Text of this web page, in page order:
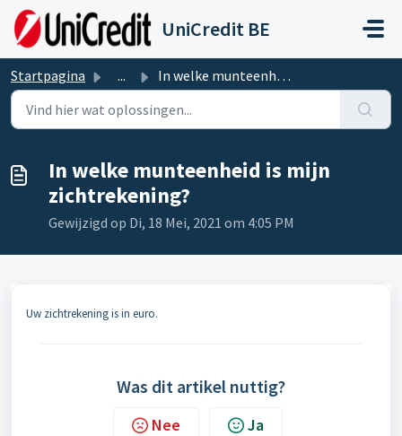
Doorgaan naar hoofdinhoud
UniCredit BE
Startpagina ... In welke munteenheid is mijn zichtrekening?
In welke munteenheid is mijn
zichtrekening?
Gewijzigd op Di, 18 Mei, 2021 om 4:05 PM
Uw zichtrekening is in euro.
Was dit artikel nuttig?
Nee Ja